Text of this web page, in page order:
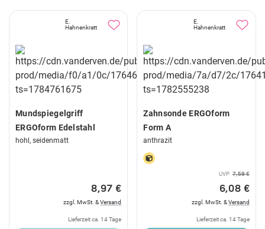
E.
Hahnenkratt
Mundspiegelgriff
ERGOform Edelstahl
hohl, seidenmatt
8,97 €
zzgl. MwSt. &Versand
Lieferzeit ca. 14 Tage
E.
Hahnenkratt
Zahnsonde ERGOform
Form A
anthrazit
UVP 7,59 €
6,08 €
zzgl. MwSt. &Versand
Lieferzeit ca. 14 Tage